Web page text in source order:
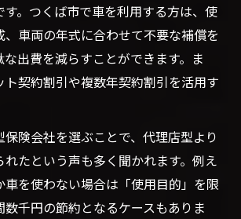
す。つくば市で車を利用する方は、使
、車両の年式に合わせて不要な補償を
出費を減らすことができます。ま
ト契約割引や複数年契約割引を活用す
険会社を選ぶことで、代理店型より
たという声も多く聞かれます。例え
車を使わない場合は「使用目的」を限
千円の節約となるケースもありま